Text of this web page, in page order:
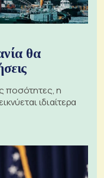
θα
ποσότητες, η
ιδιαίτερα